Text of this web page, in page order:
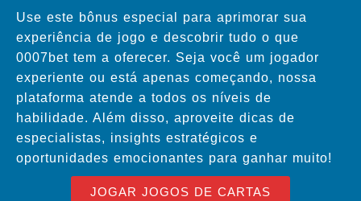
Use este bônus especial para aprimorar sua
experiência de jogo e descobrir tudo o que
0007bet tem a oferecer. Seja você um jogador
experiente ou está apenas começando, nossa
plataforma atende a todos os níveis de
habilidade. Além disso, aproveite dicas de
especialistas, insights estratégicos e
oportunidades emocionantes para ganhar muito!
JOGAR JOGOS DE CARTAS